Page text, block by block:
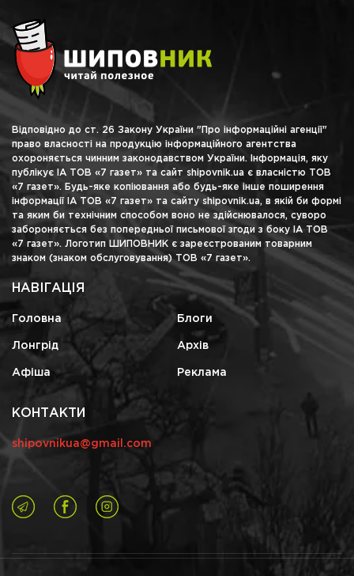
Відповідно до ст. 26 Закону України "Про інформаційні агенції"
право власності на продукцію інформаційного агентства
охороняється чинним законодавством України. Інформація, яку
публікує ІА ТОВ «7 газет» та сайт shipovnik.ua є власністю ТОВ
«7 газет». Будь-яке копіювання або будь-яке інше поширення
інформації ІА ТОВ «7 газет» та сайту shipovnik.ua, в якій би формі
та яким би технічним способом воно не здійснювалося, суворо
забороняється без попередньої письмової згоди з боку ІА ТОВ
«7 газет». Логотип ШИПОВНИК є зареєстрованим товарним
знаком (знаком обслуговування) ТОВ «7 газет».
НАВІГАЦІЯ
Головна Блоги
Лонгрід Архів
Афіша Реклама
КОНТАКТИ
shipovnikua@gmail.com